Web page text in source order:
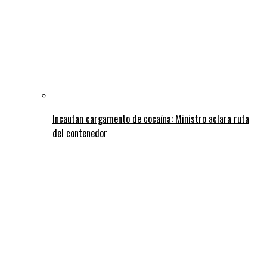
Incautan cargamento de cocaína: Ministro aclara ruta
del contenedor